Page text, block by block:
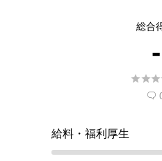
総合
-


給料・福利厚生